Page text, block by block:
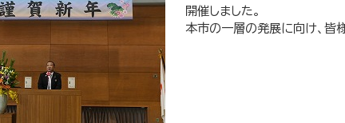
開催しました。
本市の一層の発展に向け、皆